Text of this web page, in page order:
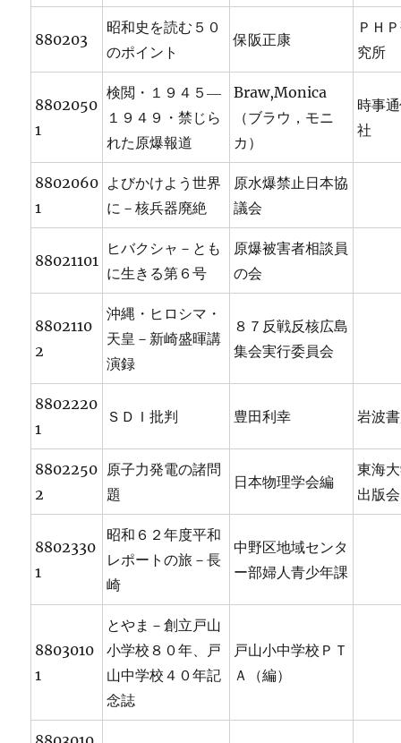
880203
昭和史を読む５０
のポイント
保阪正康
ＰＨ
究所
8802050
1
検閲・１９４５―
１９４９・禁じら
れた原爆報道
Braw,Monica
（ブラウ，モニ
カ）
時事
社
8802060
1
よびかけよう世界
に－核兵器廃絶
原水爆禁止日本協
議会
88021101
ヒバクシャ－とも
に生きる第６号
原爆被害者相談員
の会
8802110
2
沖縄・ヒロシマ・
天皇－新崎盛暉講
演録
８７反戦反核広島
集会実行委員会
8802220
1
ＳＤＩ批判 豊田利幸 岩波
8802250
2
原子力発電の諸問
題
日本物理学会編
東海
出版会
8802330
1
昭和６２年度平和
レポートの旅－長
崎
中野区地域センタ
ー部婦人青少年課
8803010
1
とやま－創立戸山
小学校８０年、戸
山中学校４０年記
念誌
戸山小中学校ＰＴ
Ａ（編）